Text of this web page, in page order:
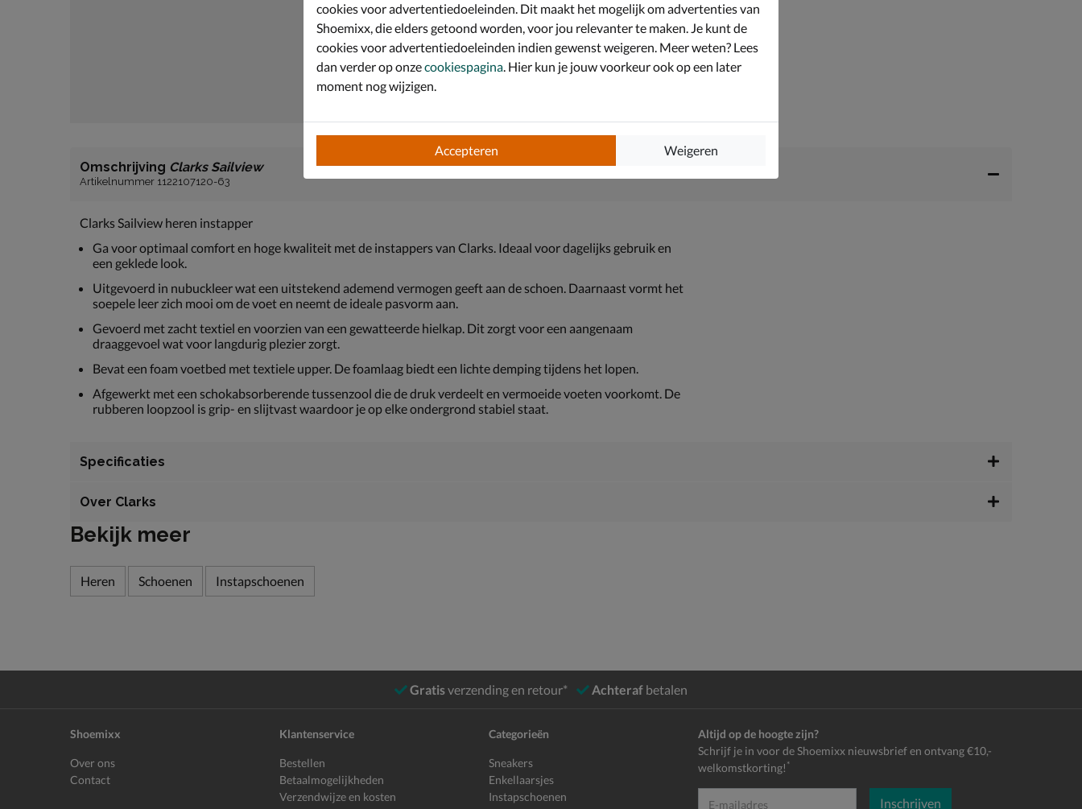
Omschrijving Clarks Sailview
Artikelnummer 1122107120-63
Clarks Sailview heren instapper
Ga voor optimaal comfort en hoge kwaliteit met de instappers van Clarks. Ideaal voor dagelijks gebruik en
een geklede look.
Uitgevoerd in nubuckleer wat een uitstekend ademend vermogen geeft aan de schoen. Daarnaast vormt het
soepele leer zich mooi om de voet en neemt de ideale pasvorm aan.
Gevoerd met zacht textiel en voorzien van een gewatteerde hielkap. Dit zorgt voor een aangenaam
draaggevoel wat voor langdurig plezier zorgt.
Bevat een foam voetbed met textiele upper. De foamlaag biedt een lichte demping tijdens het lopen.
Afgewerkt met een schokabsorberende tussenzool die de druk verdeelt en vermoeide voeten voorkomt. De
rubberen loopzool is grip- en slijtvast waardoor je op elke ondergrond stabiel staat.
Specificaties
Over Clarks
Bekijk meer
Heren Schoenen Instapschoenen
Gratisverzending en retour* Achteraf betalen
Shoemixx
Over ons
Contact
Klantenservice
Bestellen
Betaalmogelijkheden
Verzendwijze en kosten
Categorieën
Sneakers
Enkellaarsjes
Instapschoenen
Altijd op de hoogte zijn?
Schrijf je in voor de Shoemixx nieuwsbrief en ontvang €10,-
welkomstkorting! *
E-mailadres Inschrijven
cookies voor advertentiedoeleinden. Dit maakt het mogelijk om advertenties van
Shoemixx, die elders getoond worden, voor jou relevanter te maken. Je kunt de
cookies voor advertentiedoeleinden indien gewenst weigeren. Meer weten? Lees
dan verder op onzecookiespagina. Hier kun je jouw voorkeur ook op een later
moment nog wijzigen.
Accepteren Weigeren